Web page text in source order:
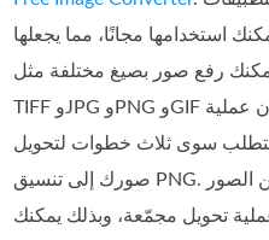
استخدامها مجانًا، مما يجعلها
رفع صور بصيغ مختلفة مثل
TIFF وJPG وPNG وGIF وغيرها. بالإضافة إلى ذلك، فإن عملية
سوى ثلاث خطوات لتحويل
صورك إلى تنسيق PNG. يمكنك أيضًا تحويل عدد كبير من الصور
تحويل مجمّعة، وبذلك يمكنك